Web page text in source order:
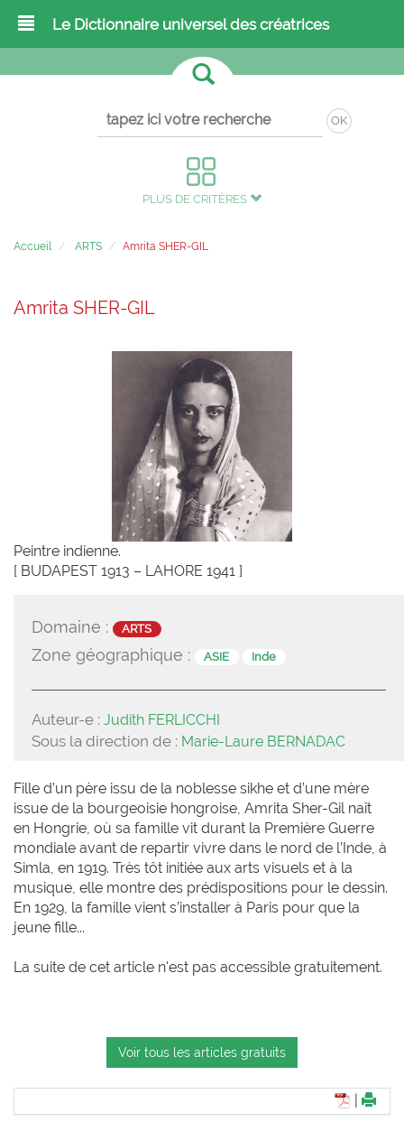
Le Dictionnaire universel des créatrices
OK
PLUS DE CRITÈRES
Accueil ARTS Amrita SHER-GIL
Amrita SHER-GIL
Peintre indienne.
[ BUDAPEST 1913 – LAHORE 1941 ]
Domaine : ARTS
Zone géographique : ASIE Inde
Auteur-e : Judith FERLICCHI
Sous la direction de : Marie-Laure BERNADAC
Fille d’un père issu de la noblesse sikhe et d’une mère
issue de la bourgeoisie hongroise, Amrita Sher-Gil naît
en Hongrie, où sa famille vit durant la Première Guerre
mondiale avant de repartir vivre dans le nord de l’Inde, à
Simla, en 1919. Très tôt initiée aux arts visuels et à la
musique, elle montre des prédispositions pour le dessin.
En 1929, la famille vient s’installer à Paris pour que la
jeune fille...
La suite de cet article n'est pas accessible gratuitement.
Voir tous les articles gratuits